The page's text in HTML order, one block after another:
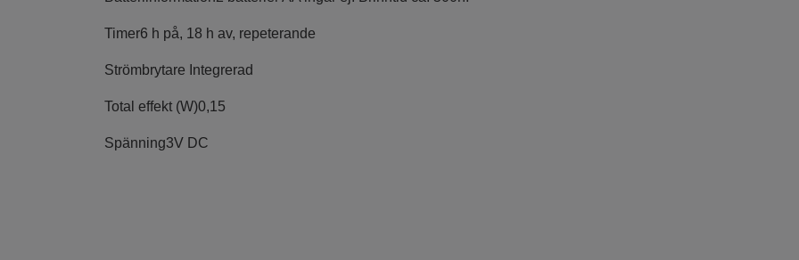
Timer6 h på, 18 h av, repeterande
Strömbrytare Integrerad
Total effekt (W)0,15
Spänning3V DC